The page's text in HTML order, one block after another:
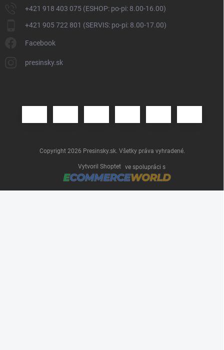
+421 918 403 075 (ESHOP: po-pi: 8.00-16.00)
+421 905 722 801 (SERVIS: po-pi: 8.00-17.00)
Facebook
presinsky.sk
Vytvoril Shoptet ve spolupráci s
Copyright 2026 Presinsky.sk. Všetky práva vyhradené.